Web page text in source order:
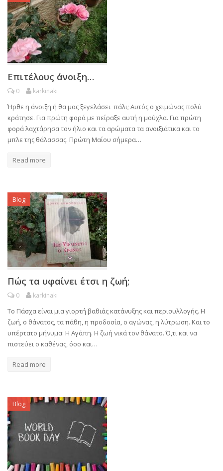
Επιτέλους άνοιξη…
0 karkinaki
Ήρθε η άνοιξη ή θα μας ξεγελάσει πάλι; Αυτός ο χειμώνας πολύ
κράτησε. Για πρώτη φορά με πείραξε αυτή η μούχλα. Για πρώτη
φορά λαχτάρησα τον ήλιο και τα αρώματα τα ανοιξιάτικα και το
μπλε της θάλασσας. Πρώτη Μαίου σήμερα…
Read more
Blog
Πώς τα υφαίνει έτσι η ζωή;
0 karkinaki
Το Πάσχα είναι μια γιορτή βαθιάς κατάνυξης και περισυλλογής. Η
ζωή, ο θάνατος, τα πάθη, η προδοσία, ο αγώνας, η λύτρωση. Και το
υπέρτατο μήνυμα: Η Αγάπη. Η ζωή νικά τον θάνατο. Ό,τι και να
πιστεύει ο καθένας, όσο και…
Read more
Blog